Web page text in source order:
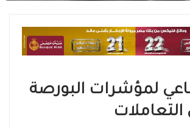
لمؤشرات البورصة